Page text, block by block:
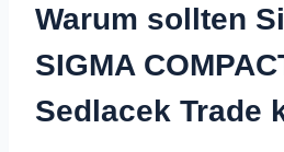
Warum sollten
SIGMA
Sedlacek Trade